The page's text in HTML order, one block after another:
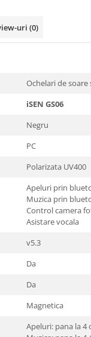
uri (0)
Ochelari de soare
iSEN GS06
Negru
PC
Polarizata UV400
Apeluri prin
Muzica prin
Control camera
Asistare vocala
v5.3
Da
Da
Magnetica
Apeluri: pana la 4